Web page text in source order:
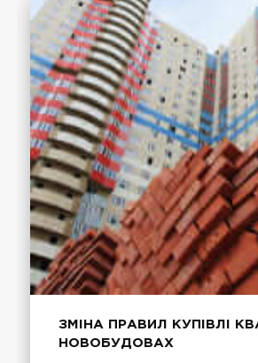
ЗМІНА ПРАВИЛ КУПІВЛІ
НОВОБУДОВАХ